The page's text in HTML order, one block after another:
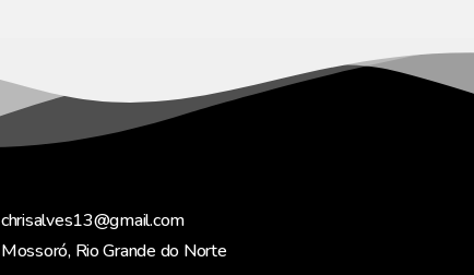
chrisalves13@gmail.com
Mossoró, Rio Grande do Norte